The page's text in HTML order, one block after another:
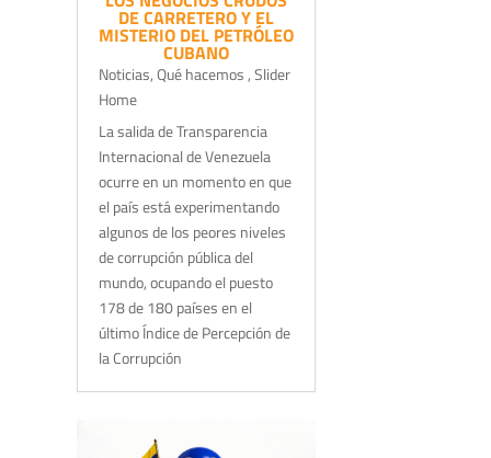
DE CARRETERO Y EL
MISTERIO DEL PETRÓLEO
CUBANO
Noticias,Qué hacemos ,Slider
Home
La salida de Transparencia
Internacional de Venezuela
ocurre en un momento en que
el país está experimentando
algunos de los peores niveles
de corrupción pública del
mundo, ocupando el puesto
178 de 180 países en el
último Índice de Percepción de
la Corrupción